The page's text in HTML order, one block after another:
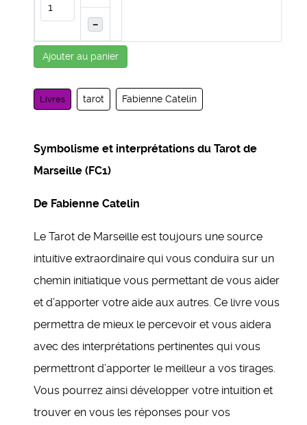
–
Ajouter au panier
Livres tarot Fabienne Catelin
Symbolisme et interprétations du Tarot de
Marseille (FC1)
De Fabienne Catelin
Le Tarot de Marseille est toujours une source
intuitive extraordinaire qui vous conduira sur un
chemin initiatique vous permettant de vous aider
et d’apporter votre aide aux autres. Ce livre vous
permettra de mieux le percevoir et vous aidera
avec des interprétations pertinentes qui vous
permettront d’apporter le meilleur a vos tirages.
Vous pourrez ainsi développer votre intuition et
trouver en vous les réponses pour vos